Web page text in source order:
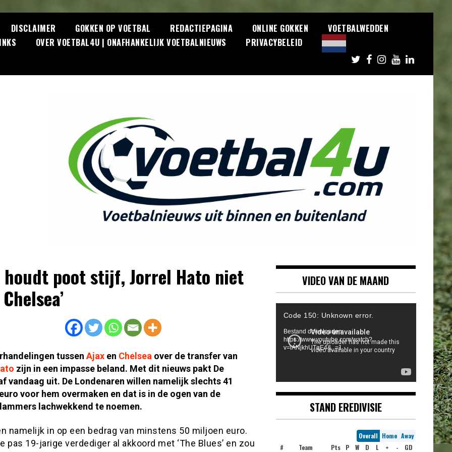
DISCLAIMER GOKKEN OP VOETBAL REDACTIEPAGINA ONLINE GOKKEN
VOETBALWEDDEN
OVER VOETBAL4U | ONAFHANKELIJK VOETBALNIEUWS PRIVACYBELEID
houdt poot stijf, Jorrel Hato niet
tussen Ajaxen Chelsea over de transfer van
zijn in een impasse beland. Met dit nieuws pakt De
vandaag uit. De Londenaren willen namelijk slechts 41
voor hem overmaken en dat is in de ogen van de
lachwekkend te noemen.
namelijk in op een bedrag van minstens 50 miljoen euro.
pas 19-jarige verdediger al akkoord met ‘The Blues’ en zou
VIDEO VAN DE MAAND
Code 150: Unknown error.
Bestand downloaden:
https://www.youtube.com/watch?
v=iANjkhUTqE4&_=1
STAND EREDIVISIE
Overall Home Away
#
Team Pts P W D L + - GD